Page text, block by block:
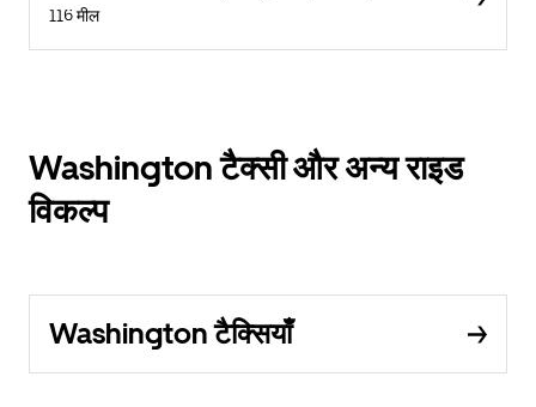
116 मील
Washington टैक्सी और अन्य राइड
विकल्प
Washington टैक्सियाँ